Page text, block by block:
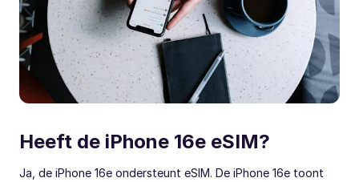
Heeft de iPhone 16e eSIM?
Ja, de iPhone 16e ondersteunt eSIM. De iPhone 16e toont